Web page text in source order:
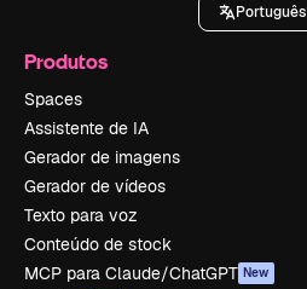
Português
Produtos
Spaces
Assistente de IA
Gerador de imagens
Gerador de vídeos
Texto para voz
Conteúdo de stock
MCP para Claude/ChatGPT New